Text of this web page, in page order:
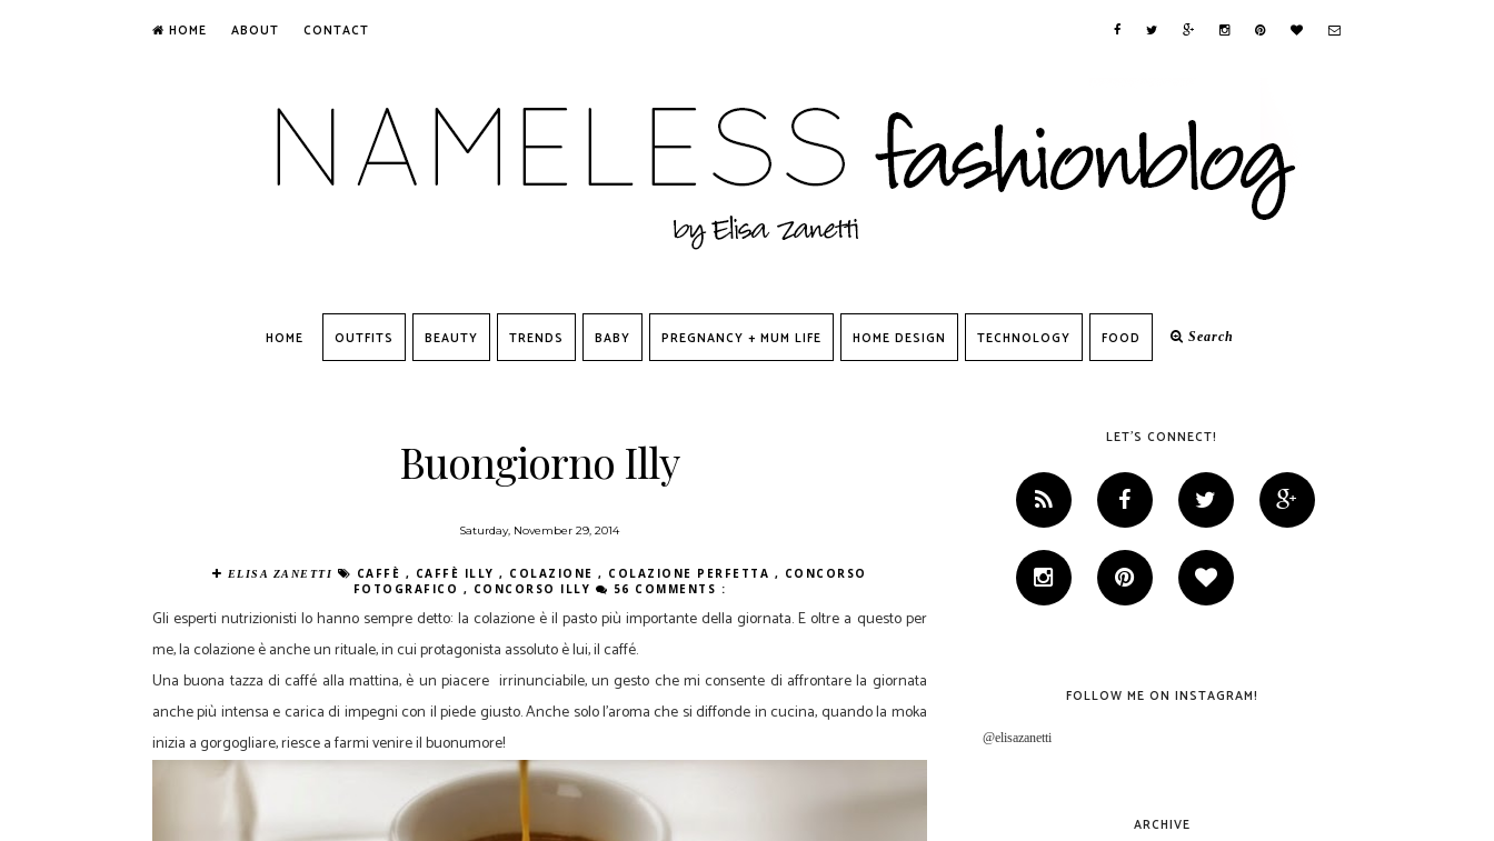
HOME ABOUT CONTACT
HOME OUTFITS BEAUTY TRENDS BABY PREGNANCY + MUM LIFE HOME DESIGN TECHNOLOGY FOOD Search
Buongiorno Illy
Saturday, November 29, 2014
ELISA ZANETTI CAFFÈ , CAFFÈ ILLY, COLAZIONE, COLAZIONE PERFETTA , CONCORSO
FOTOGRAFICO , CONCORSO ILLY 56 COMMENTS :
Gli esperti nutrizionisti lo hanno sempre detto: la colazione è il pasto più importante della giornata. E oltre a questo per
me, la colazione è anche un rituale, in cui protagonista assoluto è lui, il caffé.
Una buona tazza di caffé alla mattina, è un piacere irrinunciabile, un gesto che mi consente di affrontare la giornata
anche più intensa e carica di impegni con il piede giusto. Anche solo l'aroma che si diffonde in cucina, quando la moka
inizia a gorgogliare, riesce a farmi venire il buonumore!
LET'S CONNECT!
FOLLOW ME ON INSTAGRAM!
@elisazanetti
ARCHIVE